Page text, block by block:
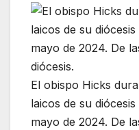
El obispo Hicks
laicos de su
mayo de 2024. De